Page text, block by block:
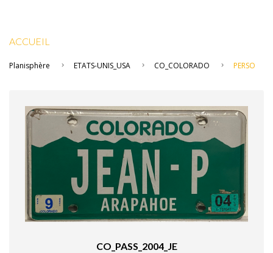
ACCUEIL
Planisphère ETATS-UNIS_USA CO_COLORADO PERSO
CO_PASS_2004_JE